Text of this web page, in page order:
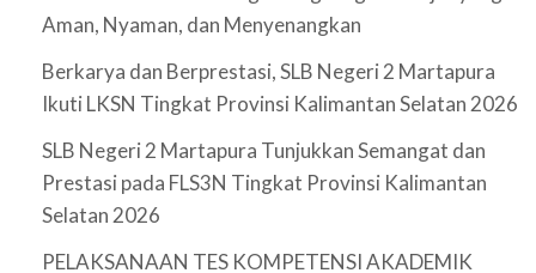
Aman, Nyaman, dan Menyenangkan
Berkarya dan Berprestasi, SLB Negeri 2 Martapura
Ikuti LKSN Tingkat Provinsi Kalimantan Selatan 2026
SLB Negeri 2 Martapura Tunjukkan Semangat dan
Prestasi pada FLS3N Tingkat Provinsi Kalimantan
Selatan 2026
PELAKSANAAN TES KOMPETENSI AKADEMIK